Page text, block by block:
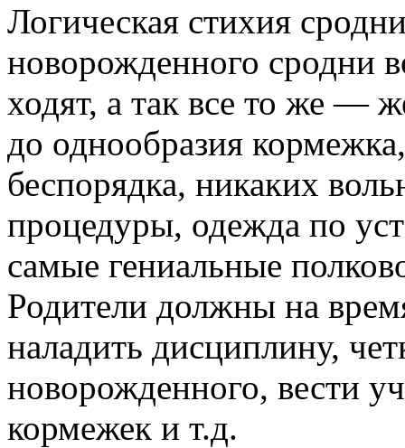
Логическая стихия
новорожденного сродни
ходят, а так все то же —
до однообразия
беспорядка, никаких
процедуры, одежда по
самые гениальные
Родители должны на
наладить дисциплину,
новорожденного, вести
кормежек и т.д.